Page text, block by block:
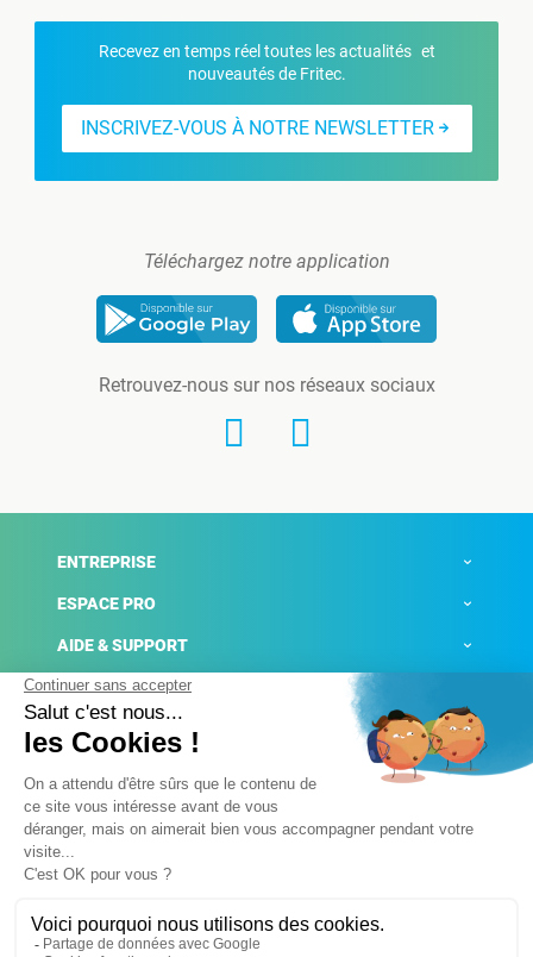
Recevez en temps réel toutes les actualités et
nouveautés de Fritec.
INSCRIVEZ-VOUS À NOTRE NEWSLETTER
Téléchargez notre application
Retrouvez-nous sur nos réseaux sociaux
ENTREPRISE
ESPACE PRO
AIDE & SUPPORT
ACTUALITÉS
Mentions légales
Conditions générales de ventes